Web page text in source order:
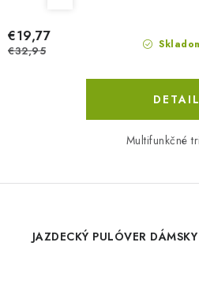
€19,77
€32,95
DETAIL
Multifunkčné
JAZDECKÝ PULÓVER